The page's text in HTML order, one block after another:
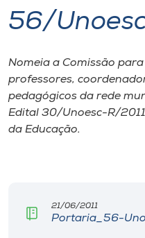
I.nova
Diplomados
Cultura
56/
Nomeia a Comissão
professores,
pedagógicos da rede
Edital 30/Unoesc-R/
da Educação.
21/06/2011
Portaria_56-